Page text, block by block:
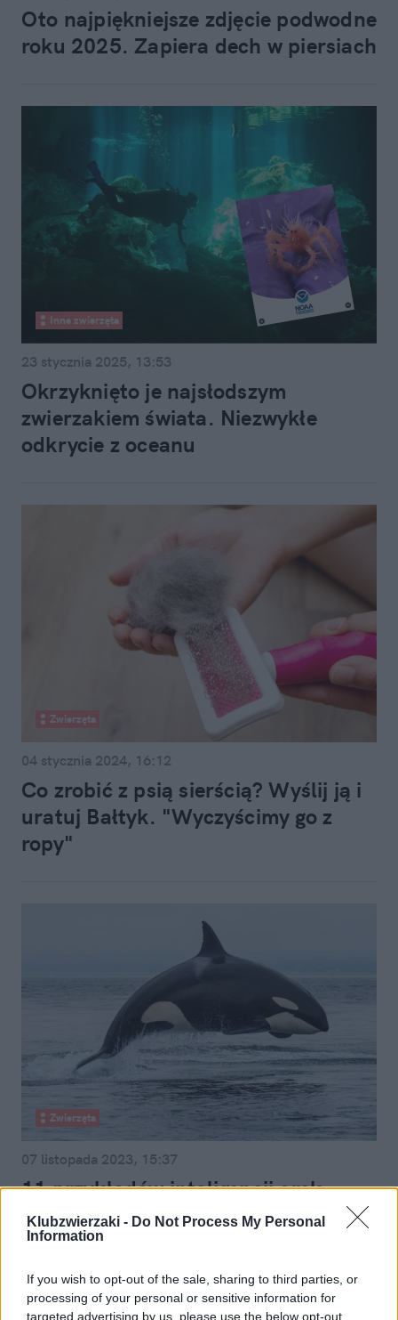
Klubzwierzaki - Do Not Process My Personal
Information
If you wish to opt-out of the sale, sharing to third parties, or
processing of your personal or sensitive information for
targeted advertising by us, please use the below opt-out
Oto najpiękniejsze zdjęcie podwodne
roku 2025. Zapiera dech w piersiach
Inne zwierzęta
23 stycznia 2025, 13:53
Okrzyknięto je najsłodszym
zwierzakiem świata. Niezwykłe
odkrycie z oceanu
Zwierzęta
04 stycznia 2024, 16:12
Co zrobić z psią sierścią? Wyślij ją i
uratuj Bałtyk. "Wyczyścimy go z
ropy"
Zwierzęta
07 listopada 2023, 15:37
11 przykładów inteligencji orek.
Potrafią zatapiać statki